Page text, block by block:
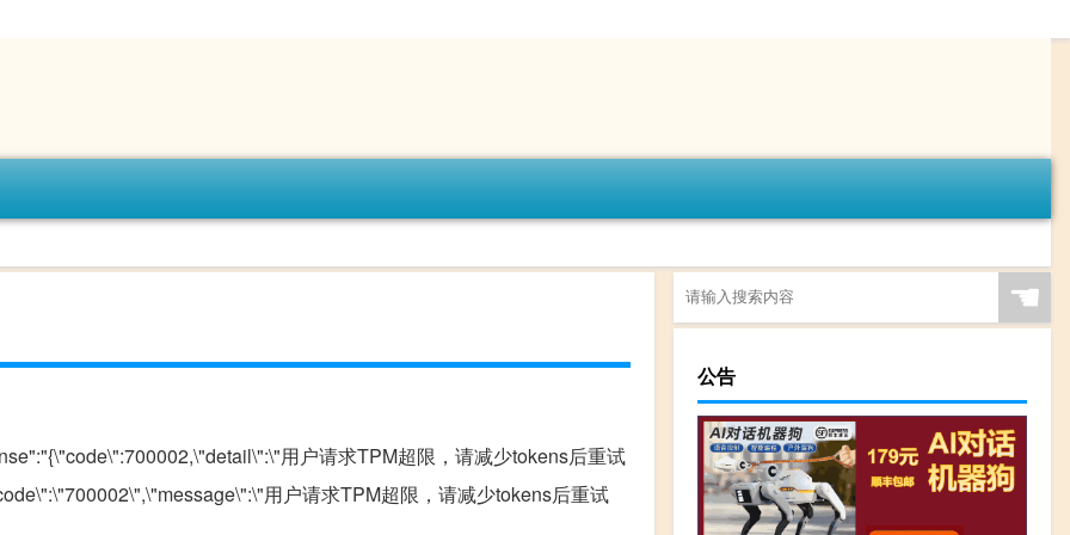
用户请求TPM超限，请减少tokens后重试
用户请求TPM超限，请减少tokens后重试
☚
公告